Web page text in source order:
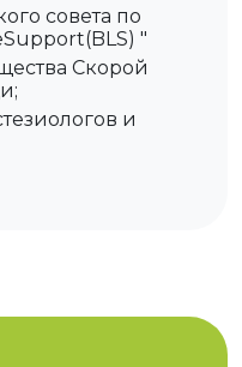
совета по
"
Скорой
и